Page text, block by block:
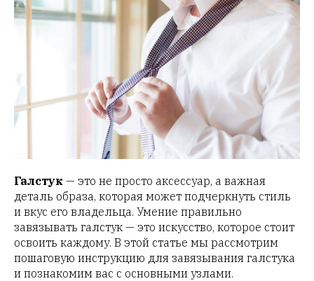
Галстук — это не просто аксессуар, а важная
деталь образа, которая может подчеркнуть стиль
и вкус его владельца. Умение правильно
завязывать галстук — это искусство, которое стоит
освоить каждому. В этой статье мы рассмотрим
пошаговую инструкцию для завязывания галстука
и познакомим вас с основными узлами.